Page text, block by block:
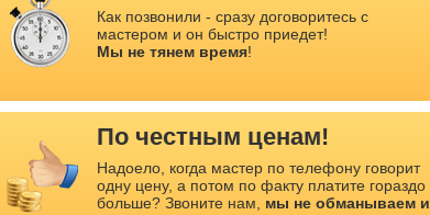
Как позвонили - сразу договоритесь с
мастером и он быстро приедет!
Мы не тянем время!
По честным ценам!
Надоело, когда мастер по телефону говорит
одну цену, а потом по факту платите гораздо
больше? Звоните нам, мы не обманываем и